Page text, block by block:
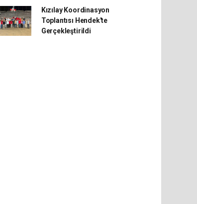
Kızılay Koordinasyon
Toplantısı Hendek'te
Gerçekleştirildi